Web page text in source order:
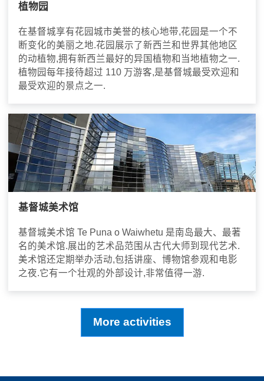
植物园
在基督城享有花园城市美誉的核心地带,花园是一个不
断变化的美丽之地.花园展示了新西兰和世界其他地区
的动植物,拥有新西兰最好的异国植物和当地植物之一.
植物园每年接待超过 110 万游客,是基督城最受欢迎和
最受欢迎的景点之一.
基督城美术馆
基督城美术馆 Te Puna o Waiwhetu 是南岛最大、最著
名的美术馆.展出的艺术品范围从古代大师到现代艺术.
美术馆还​​定期举办活动,包括讲座、博物馆参观和电影
之夜.它有一个壮观的外部设计,非常值得一游.
More activities